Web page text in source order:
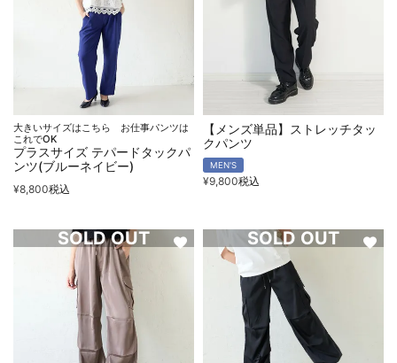
大きいサイズはこちら お仕事パンツは
これでOK
プラスサイズ テパードタックパ
ンツ(ブルーネイビー)
¥8,800税込
【メンズ単品】ストレッチタッ
クパンツ
MEN'S
¥9,800税込
SOLD OUT SOLD OUT